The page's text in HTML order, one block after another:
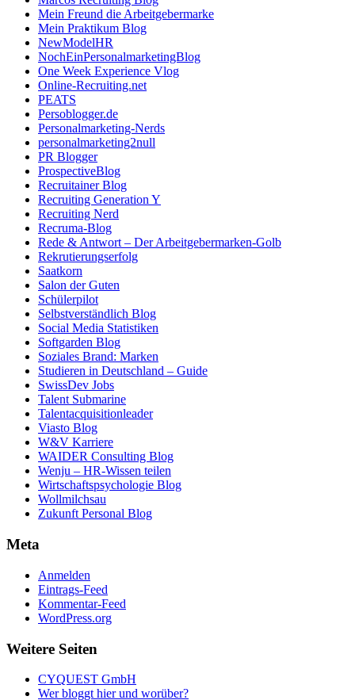
Mein Freund die Arbeitgebermarke
Mein Praktikum Blog
NewModelHR
NochEinPersonalmarketingBlog
One Week Experience Vlog
Online-Recruiting.net
PEATS
Persoblogger.de
Personalmarketing-Nerds
personalmarketing2null
PR Blogger
ProspectiveBlog
Recruitainer Blog
Recruiting Generation Y
Recruiting Nerd
Recruma-Blog
Rede & Antwort – Der Arbeitgebermarken-Golb
Rekrutierungserfolg
Saatkorn
Salon der Guten
Schülerpilot
Selbstverständlich Blog
Social Media Statistiken
Softgarden Blog
Soziales Brand: Marken
Studieren in Deutschland – Guide
SwissDev Jobs
Talent Submarine
Talentacquisitionleader
Viasto Blog
W&V Karriere
WAIDER Consulting Blog
Wenju – HR-Wissen teilen
Wirtschaftspsychologie Blog
Wollmilchsau
Zukunft Personal Blog
Meta
Anmelden
Eintrags-Feed
Kommentar-Feed
WordPress.org
Weitere Seiten
CYQUEST GmbH
Wer bloggt hier und worüber?